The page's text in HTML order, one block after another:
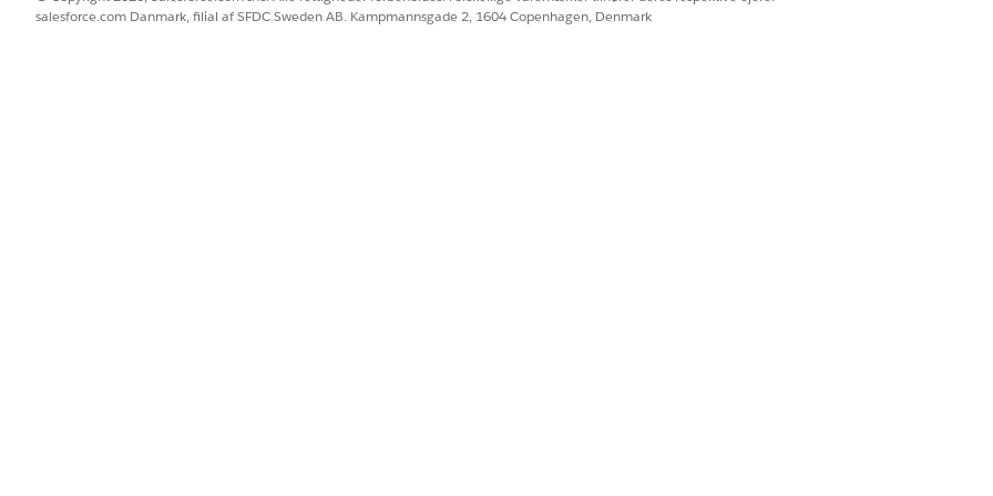
kan du bruge Omni-Channel-komponenten til at overvåge og håndtere eskalerede samtaler fra Field
af Omni-Channel-sidepanelet.
salesforce.com Danmark, filial af SFDC Sweden AB. Kampmannsgade 2, 1604 Copenhagen, Denmark